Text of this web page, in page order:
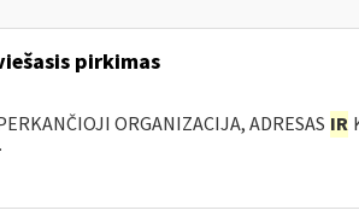
pirkimas
ORGANIZACIJA, ADRESAS IR